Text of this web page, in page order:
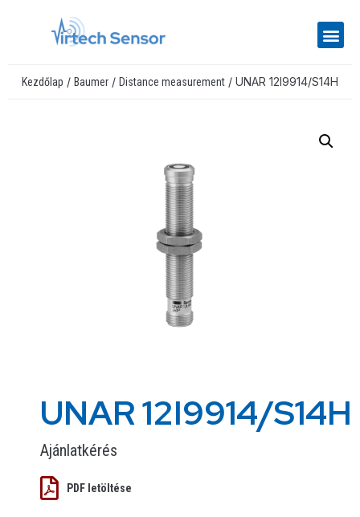
Kezdőlap / Baumer / Distance measurement / UNAR 12I9914/S14H
UNAR 12I9914/S14H
Ajánlatkérés
PDF letöltése